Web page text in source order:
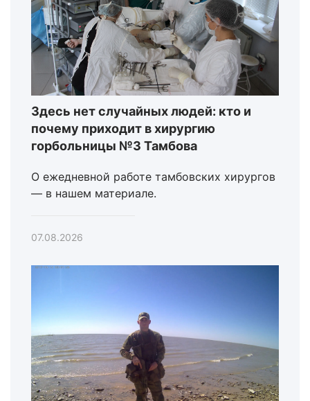
Здесь нет случайных людей: кто и
почему приходит в хирургию
горбольницы №3 Тамбова
О ежедневной работе тамбовских хирургов
— в нашем материале.
07.08.2026